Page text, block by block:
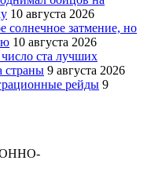
10 августа 2026
солнечное затмение, но
10 августа 2026
ста лучших
страны 9 августа 2026
рейды 9